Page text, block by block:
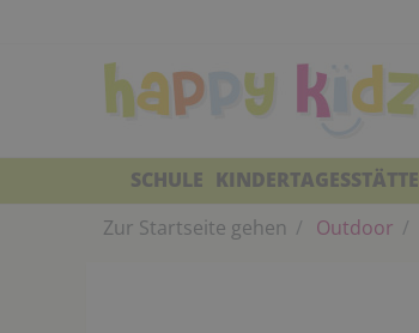
SCHULE KINDERTAGESSTÄTTE
Zur Startseite gehen
Outdoor